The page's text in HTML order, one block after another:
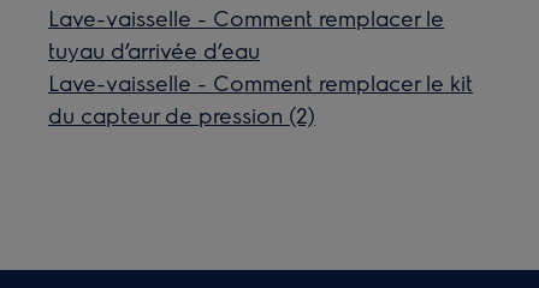
Lave-vaisselle - Comment remplacer le
tuyau d’arrivée d’eau
Lave-vaisselle - Comment remplacer le kit
du capteur de pression (2)